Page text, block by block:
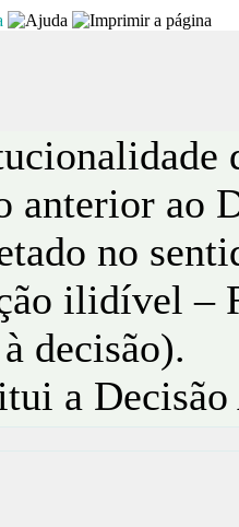
anterior ao
no
ilidível –
decisão).
a